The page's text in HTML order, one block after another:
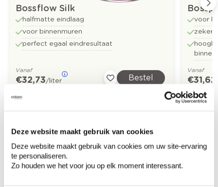
Deze website maakt gebruik van cookies
Deze website maakt gebruik van cookies om uw site-ervaring
te personaliseren.
Zo houden we het voor jou op elk moment interessant.
Bossflow Silk
halfmatte eindlaag
voor binnenmuren
perfect egaal eindresultaat
Vanaf
€ 32,73/liter Bestel
voor
Vanaf
€ 31,62
Ontdek meer inspiratiebeelden voor:
Slaapkamer
Modern Oranje
Bruin Limestone New - kalkverf